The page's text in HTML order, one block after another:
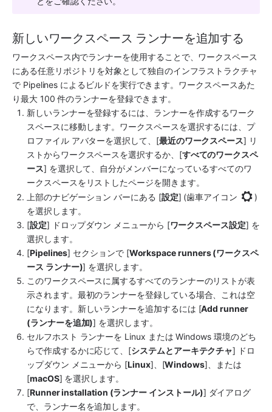
新しいワークスペース ランナーを追加する
ワークスペース内でランナーを使用することで、ワークスペース
にある任意リポジトリを対象として独自のインフラストラクチャ
で Pipelines によるビルドを実行できます。ワークスペースあた
り最大 100 件のランナーを登録できます。
新しいランナーを登録するには、ランナーを作成するワーク
スペースに移動します。ワークスペースを選択するには、プ
ロファイル アバターを選択して、[最近のワークスペース] リ
ストからワークスペースを選択するか、[すべてのワークスペ
ース] を選択して、自分がメンバーになっているすべてのワ
ークスペースをリストしたページを開きます。
上部のナビゲーション バーにある [設定] (歯車アイコン
)
を選択します。
[設定] ドロップダウン メニューから [ワークスペース設定] を
選択します。
[Pipelines] セクションで [Workspace runners (ワークスペ
ース ランナー)] を選択します。
このワークスペースに属するすべてのランナーのリストが表
示されます。最初のランナーを登録している場合、これは空
になります。新しいランナーを追加するには [Add runner
(ランナーを追加)] を選択します。
セルフホスト ランナーを Linux または Windows 環境のどち
らで作成するかに応じて、[システムとアーキテクチャ] ドロ
ップダウン メニューから [Linux]、[Windows]、または
[macOS] を選択します。
[Runner installation (ランナー インストール)] ダイアログ
で、ランナー名を追加します。